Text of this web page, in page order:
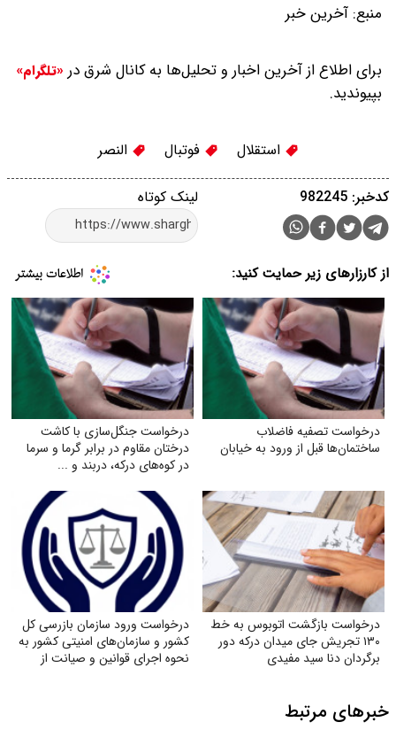
منبع: آخرین خبر
برای اطلاع از آخرین اخبار و تحلیل‌ها به کانال شرق در «تلگرام»
بپیوندید.
استقلال فوتبال النصر
لینک کوتاه کدخبر: 982245
از کارزارهای زیر حمایت کنید:
درخواست تصفیه فاضلاب
ساختمان‌ها قبل از ورود به خیابان
درخواست جنگل‌سازی با کاشت
درختان مقاوم در برابر گرما و سرما
در کوه‌های درکه، دربند و ...
درخواست بازگشت اتوبوس به خط
۱۳۰ تجریش جای میدان درکه دور
برگردان دنا سید مفیدی
درخواست ورود سازمان بازرسی کل
کشور و سازمان‌های امنیتی کشور به
نحوه اجرای قوانین و صیانت از
خبرهای مرتبط